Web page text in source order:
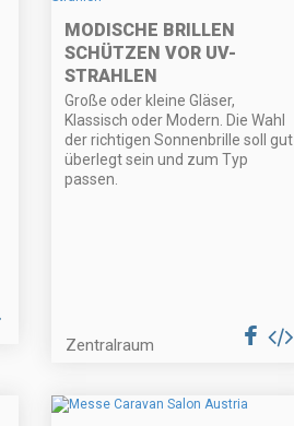
MODISCHE BRILLEN
SCHÜTZEN VOR UV-
STRAHLEN
Große oder kleine Gläser,
Klassisch oder Modern. Die Wahl
der richtigen Sonnenbrille soll gut
überlegt sein und zum Typ
passen.
Zentralraum